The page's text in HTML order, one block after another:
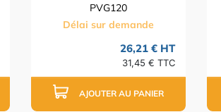
PVG120
Délai sur demande
26,21 € HT
31,45 € TTC
AJOUTER AU PANIER